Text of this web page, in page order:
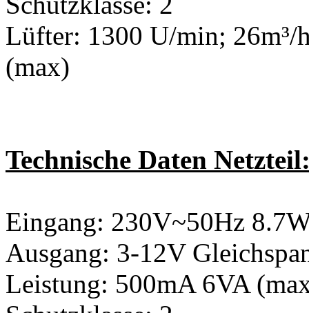
Lüfter: 1300 U/min; 26m³/
(max)
Technische Daten
Eingang: 230V~50Hz
Ausgang: 3-12V
Leistung: 500mA 6VA